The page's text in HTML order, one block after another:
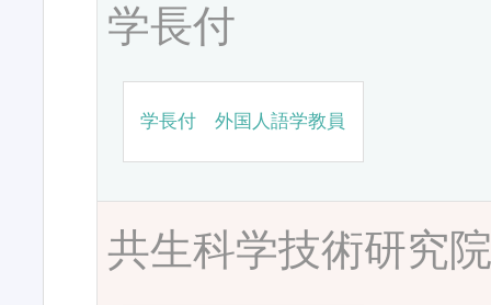
学長付
学長付 外国人語学教員
共生科学技術研究